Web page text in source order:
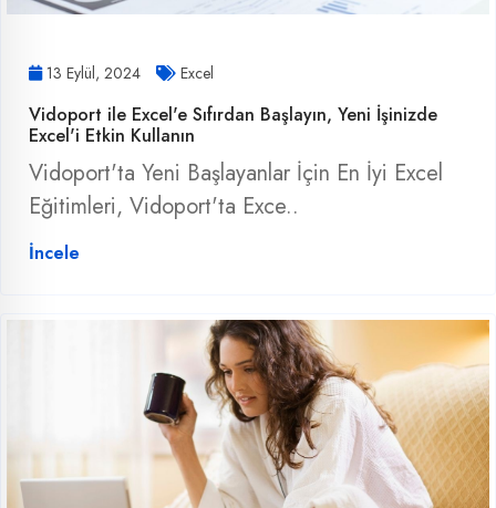
13 Eylül, 2024 Excel
Vidoport ile Excel'e Sıfırdan Başlayın, Yeni İşinizde
Excel'i Etkin Kullanın
Vidoport'ta Yeni Başlayanlar İçin En İyi Excel
Eğitimleri, Vidoport'ta Exce..
İncele